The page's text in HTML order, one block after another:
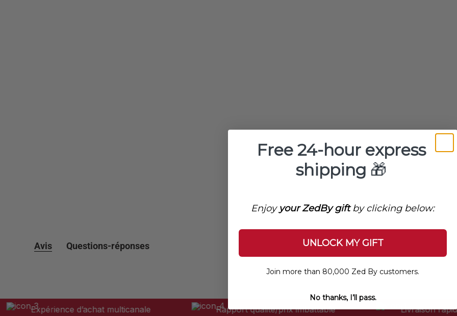
Avis Questions-réponses
Expérience d’achat multicanale Rapport qualité/prix imbattable Livraison rapide et
Free 24-hour express
shipping 🎁
Enjoy your ZedBy giftby clicking below:
UNLOCK MY GIFT
Join more than 80,000 Zed By customers.
No thanks, I’ll pass.